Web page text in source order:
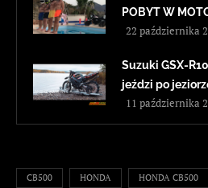
POBYT W
22 października
Suzuki GSX-
jeździ po
11 października
CB500 HONDA HONDA CB500